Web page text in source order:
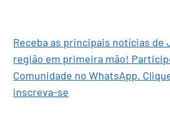
Receba as principais notícias de
região em primeira mão!
Comunidade no WhatsApp.
inscreva-se